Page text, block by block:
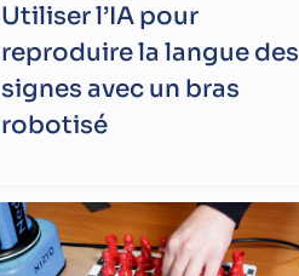
Utiliser l’IA pour
reproduire la langue des
signes avec un bras
robotisé